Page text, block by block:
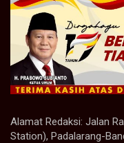
Alamat Redaksi: Jalan
Station), Padalarang-